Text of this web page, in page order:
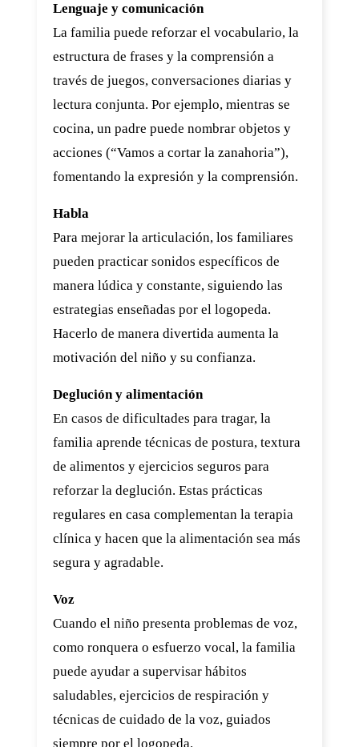
Lenguaje y comunicación
La familia puede reforzar el vocabulario, la
estructura de frases y la comprensión a
través de juegos, conversaciones diarias y
lectura conjunta. Por ejemplo, mientras se
cocina, un padre puede nombrar objetos y
acciones (“Vamos a cortar la zanahoria”),
fomentando la expresión y la comprensión.
Habla
Para mejorar la articulación, los familiares
pueden practicar sonidos específicos de
manera lúdica y constante, siguiendo las
estrategias enseñadas por el logopeda.
Hacerlo de manera divertida aumenta la
motivación del niño y su confianza.
Deglución y alimentación
En casos de dificultades para tragar, la
familia aprende técnicas de postura, textura
de alimentos y ejercicios seguros para
reforzar la deglución. Estas prácticas
regulares en casa complementan la terapia
clínica y hacen que la alimentación sea más
segura y agradable.
Voz
Cuando el niño presenta problemas de voz,
como ronquera o esfuerzo vocal, la familia
puede ayudar a supervisar hábitos
saludables, ejercicios de respiración y
técnicas de cuidado de la voz, guiados
siempre por el logopeda.